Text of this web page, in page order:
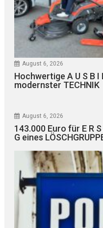
August 6, 2026
Hochwertige A U S B I
modernster TECHNIK
August 6, 2026
143.000 Euro für E R S
G eines